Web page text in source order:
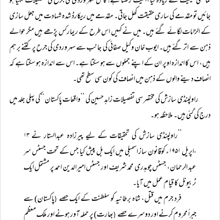
جائیں تو مقدمے کی ساری حقیقت کھل جاتی۔ مقدمے میں ریکارڈ شدہ شہادت میں جعل سازی
کے الزامات لگائے گئے ہیں۔ میں نے کہیں اس طرح کے ریمارکس پڑھے ہیں مگر حوالے
ذہن سے اتر گئے ہیں۔ ایوب خان وکیل صفائی کی جانب سے سہر وردی کی جرح پر کتنے بر ہم
ہیں، اس کا اندازہ اوپر ان کے اپنے جملوں سے ہو سکتا ہے۔ اس سے اندازہ ہو سکتا ہے کہ
انصاف دینے والوں کے ذہن میں انصاف کی کون سی سطح تھی۔
راولپنڈی سازش کی مختصر سی تفصیلات زاہد حسین کی ’’واقعات پاکستان ‘‘کی پہلی جلد میں
درج کی گئی ہیں۔ ملاحظہ ہو۔
’’راولپنڈی سازش کی تحقیقات کے لیے پیرزادہ عبدالستار نے ۱۳
-
اپریل ۱۹۵۱ء کوقانون ساز اسمبلی میں ایک بل پیش کیا جس کے تحت جسٹس سر
عبد الرحمان، جسٹس چوہدری محمد شریف اور جسٹس امیرالدین احمد پر مشتمل ایک
ٹربیونل کا قیام عمل میں آیا۔
فرد جرم میں قتل، شاہ برطانیہ کو سلطنت کے ایک حصے (پاکستان) سے
جبراً محروم کرنے اور دوسرے حصے (بھارت) پر حملہ آور ہونے اور ملک معظم